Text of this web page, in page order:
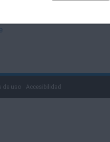
de uso Accesibilidad